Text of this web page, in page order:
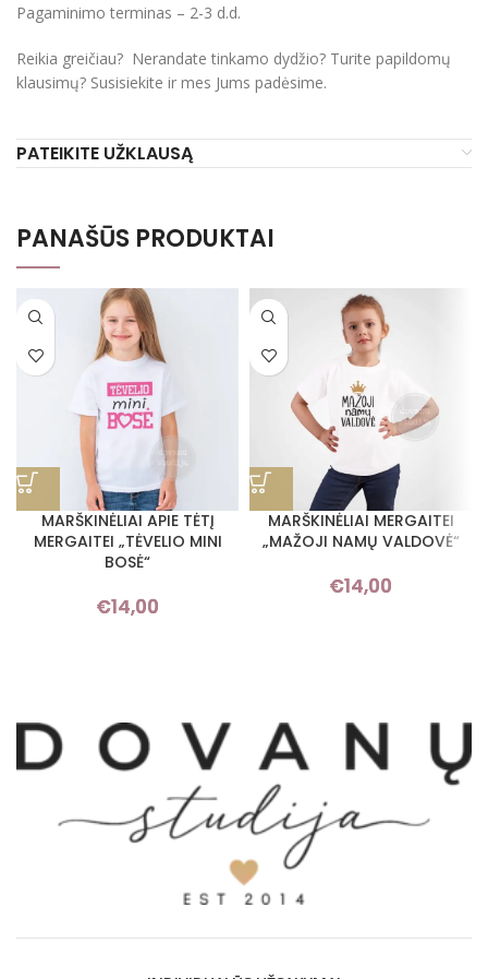
Pagaminimo terminas – 2-3 d.d.
Reikia greičiau? Nerandate tinkamo dydžio? Turite papildomų
klausimų? Susisiekite ir mes Jums padėsime.
PATEIKITE UŽKLAUSĄ
PANAŠŪS PRODUKTAI
MARŠKINĖLIAI APIE TĖTĮ
MERGAITEI „TĖVELIO MINI
BOSĖ“
€14,00
MARŠKINĖLIAI MERGAITEI
„MAŽOJI NAMŲ VALDOVĖ“
€14,00